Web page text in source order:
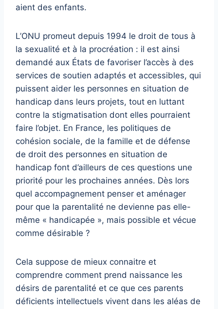
aient des enfants.
L’ONU promeut depuis 1994 le droit de tous à
la sexualité et à la procréation : il est ainsi
demandé aux États de favoriser l’accès à des
services de soutien adaptés et accessibles, qui
puissent aider les personnes en situation de
handicap dans leurs projets, tout en luttant
contre la stigmatisation dont elles pourraient
faire l’objet. En France, les politiques de
cohésion sociale, de la famille et de défense
de droit des personnes en situation de
handicap font d’ailleurs de ces questions une
priorité pour les prochaines années. Dès lors
quel accompagnement penser et aménager
pour que la parentalité ne devienne pas elle-
même « handicapée », mais possible et vécue
comme désirable ?
Cela suppose de mieux connaitre et
comprendre comment prend naissance les
désirs de parentalité et ce que ces parents
déficients intellectuels vivent dans les aléas de